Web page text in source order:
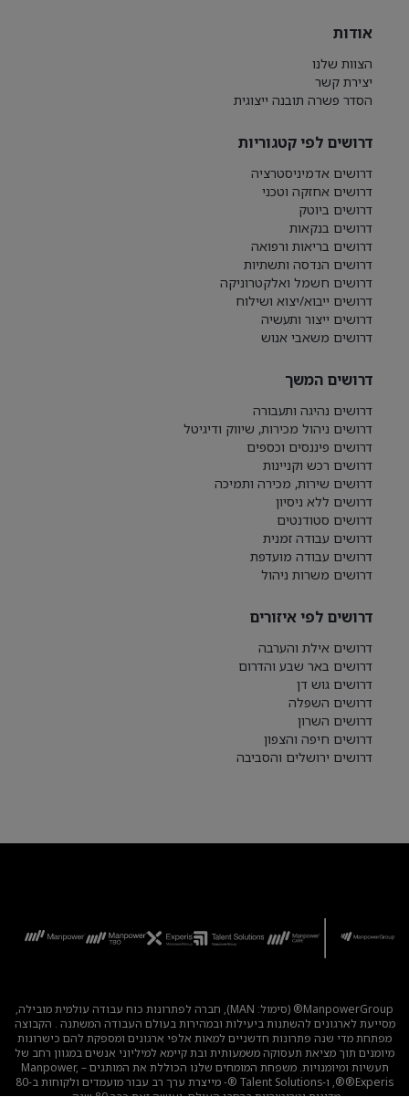
אודות
הצוות שלנו
יצירת קשר
הסדר פשרה תובנה ייצוגית
דרושים לפי קטגוריות
דרושים אדמיניסטרציה
דרושים אחזקה וטכני
דרושים ביוטק
דרושים בנקאות
דרושים בריאות ורפואה
דרושים הנדסה ותשתיות
דרושים חשמל ואלקטרוניקה
דרושים ייבוא/יצוא ושילוח
דרושים ייצור ותעשיה
דרושים משאבי אנוש
דרושים המשך
דרושים נהיגה ותעבורה
דרושים ניהול מכירות, שיווק ודיגיטל
דרושים פיננסים וכספים
דרושים רכש וקניינות
דרושים שירות, מכירה ותמיכה
דרושים ללא ניסיון
דרושים סטודנטים
דרושים עבודה זמנית
דרושים עבודה מועדפת
דרושים משרות ניהול
דרושים לפי איזורים
דרושים אילת והערבה
דרושים באר שבע והדרום
דרושים גוש דן
דרושים השפלה
דרושים השרון
דרושים חיפה והצפון
דרושים ירושלים והסביבה
ManpowerGroup® (סימול: MAN), חברה לפתרונות כוח עבודה עולמית מובילה,
מסייעת לארגונים להשתנות ביעילות ובמהירות בעולם העבודה המשתנה . הקבוצה
מפתחת מדי שנה פתרונות חדשניים למאות אלפי ארגונים ומספקת להם כישרונות
מיומנים תוך מציאת תעסוקה משמעותית ובת קיימא למיליוני אנשים במגוון רחב של
תעשיות ומיומנויות. משפחת המומחים שלנו הכוללת את המותגים – Manpower,
®Experis®, ו-Talent Solutions ®- מייצרת ערך רב עבור מועמדים ולקוחות ב-80